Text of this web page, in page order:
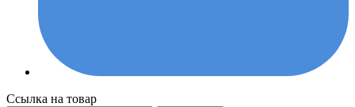
Ссылка на товар